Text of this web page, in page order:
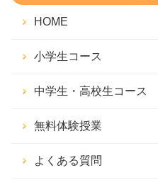
HOME
小学生コース
中学生・高校生コース
無料体験授業
よくある質問